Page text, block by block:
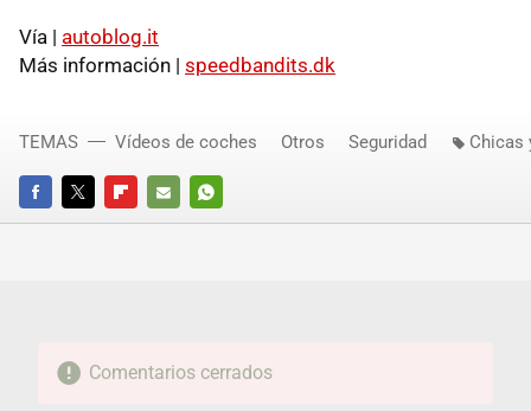
Vía | autoblog.it
Más información | speedbandits.dk
FACEBOOKTWITTERFLIPBOARD
E-
WHATSAPP
TEMAS Vídeos de coches Otros Seguridad Chicas
Comentarios cerrados